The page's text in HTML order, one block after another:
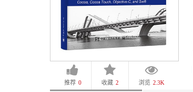
推荐 0 收藏 2 浏览 2.3K